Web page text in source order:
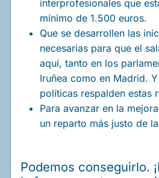
interprofesionales que
mínimo de 1.500 euros.
Que se desarrollen las
necesarias para que el
aquí, tanto en los
Iruñea como en Madrid.
políticas respalden estas
Para avanzar en la
un reparto más justo de
Podemos conseguirlo.